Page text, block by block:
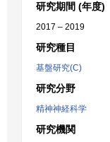
研究期間 (年度)
2017 – 2019
研究種目
基盤研究(C)
研究分野
精神神経科学
研究機関